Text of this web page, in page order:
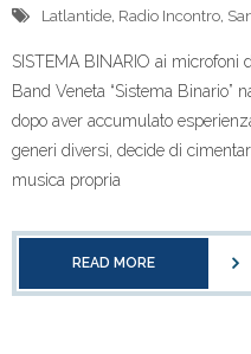
Latlantide Radio Incontro
SISTEMA BINARIO ai microfoni
Band Veneta “Sistema Binario”
dopo aver accumulato
generi diversi, decide di
musica propria
READ MORE